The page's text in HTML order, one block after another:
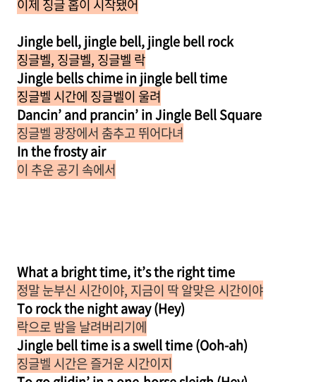
이제 징글 홉이 시작됐어
Jingle bell, jingle bell, jingle bell rock
징글벨, 징글벨, 징글벨 락
Jingle bells chime in jingle bell time
징글벨 시간에 징글벨이 울려
Dancin’ and prancin’ in Jingle Bell Square
징글벨 광장에서 춤추고 뛰어다녀
In the frosty air
이 추운 공기 속에서
What a bright time, it’s the right time
정말 눈부신 시간이야, 지금이 딱 알맞은 시간이야
To rock the night away (Hey)
락으로 밤을 날려버리기에
Jingle bell time is a swell time (Ooh-ah)
징글벨 시간은 즐거운 시간이지